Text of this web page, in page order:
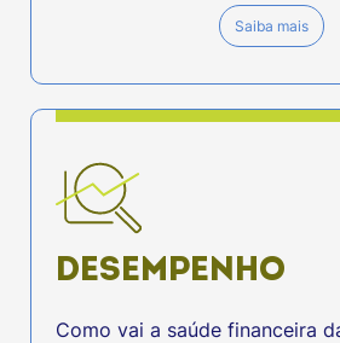
Saiba mais
DESEMPENHO
Como vai a saúde financeira